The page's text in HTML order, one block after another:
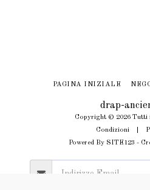
drap-
Copyright © 2026
Condizioni|
Powered By SITE123 -
PAGINA INIZIALE